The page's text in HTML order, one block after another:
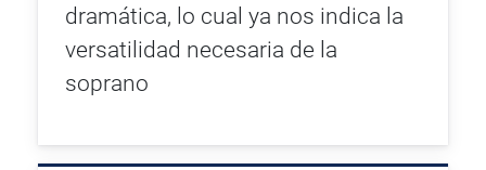
dramática, lo cual ya nos indica la
versatilidad necesaria de la
soprano